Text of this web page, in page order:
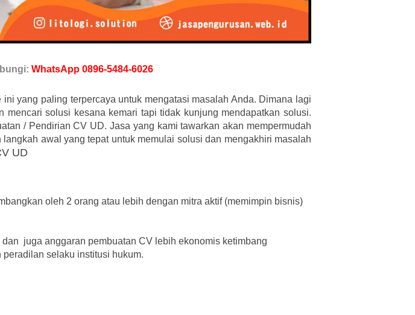
WhatsApp 0896-5484-6026
yang paling terpercaya untuk mengatasi masalah Anda. Dimana lagi
solusi kesana kemari tapi tidak kunjung mendapatkan solusi.
/ Pendirian CV UD. Jasa yang kami tawarkan akan mempermudah
awal yang tepat untuk memulai solusi dan mengakhiri masalah
UD
oleh 2 orang atau lebih dengan mitra aktif (memimpin bisnis)
juga anggaran pembuatan CV lebih ekonomis ketimbang
selaku institusi hukum.